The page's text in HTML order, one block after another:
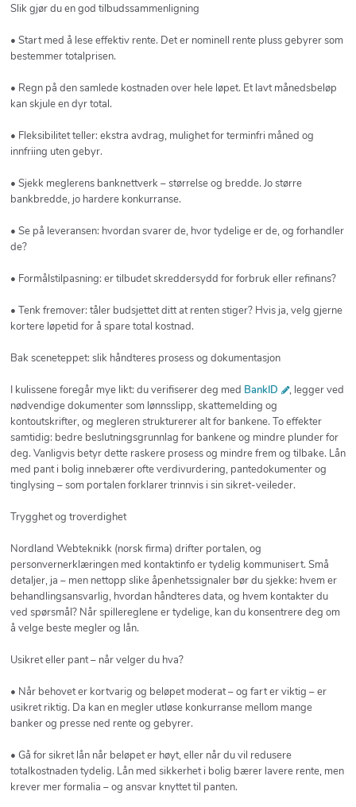
Slik gjør du en god tilbudssammenligning
• Start med å lese effektiv rente. Det er nominell rente pluss gebyrer som
bestemmer totalprisen.
• Regn på den samlede kostnaden over hele løpet. Et lavt månedsbeløp
kan skjule en dyr total.
• Fleksibilitet teller: ekstra avdrag, mulighet for terminfri måned og
innfriing uten gebyr.
• Sjekk meglerens banknettverk – størrelse og bredde. Jo større
bankbredde, jo hardere konkurranse.
• Se på leveransen: hvordan svarer de, hvor tydelige er de, og forhandler
de?
• Formålstilpasning: er tilbudet skreddersydd for forbruk eller refinans?
• Tenk fremover: tåler budsjettet ditt at renten stiger? Hvis ja, velg gjerne
kortere løpetid for å spare total kostnad.
Bak sceneteppet: slik håndteres prosess og dokumentasjon
I kulissene foregår mye likt: du verifiserer deg med BankID
, legger ved
nødvendige dokumenter som lønnsslipp, skattemelding og
kontoutskrifter, og megleren strukturerer alt for bankene. To effekter
samtidig: bedre beslutningsgrunnlag for bankene og mindre plunder for
deg. Vanligvis betyr dette raskere prosess og mindre frem og tilbake. Lån
med pant i bolig innebærer ofte verdivurdering, pantedokumenter og
tinglysing – som portalen forklarer trinnvis i sin sikret-veileder.
Trygghet og troverdighet
Nordland Webteknikk (norsk firma) drifter portalen, og
personvernerklæringen med kontaktinfo er tydelig kommunisert. Små
detaljer, ja – men nettopp slike åpenhetssignaler bør du sjekke: hvem er
behandlingsansvarlig, hvordan håndteres data, og hvem kontakter du
ved spørsmål? Når spillereglene er tydelige, kan du konsentrere deg om
å velge beste megler og lån.
Usikret eller pant – når velger du hva?
• Når behovet er kortvarig og beløpet moderat – og fart er viktig – er
usikret riktig. Da kan en megler utløse konkurranse mellom mange
banker og presse ned rente og gebyrer.
• Gå for sikret lån når beløpet er høyt, eller når du vil redusere
totalkostnaden tydelig. Lån med sikkerhet i bolig bærer lavere rente, men
krever mer formalia – og ansvar knyttet til panten.